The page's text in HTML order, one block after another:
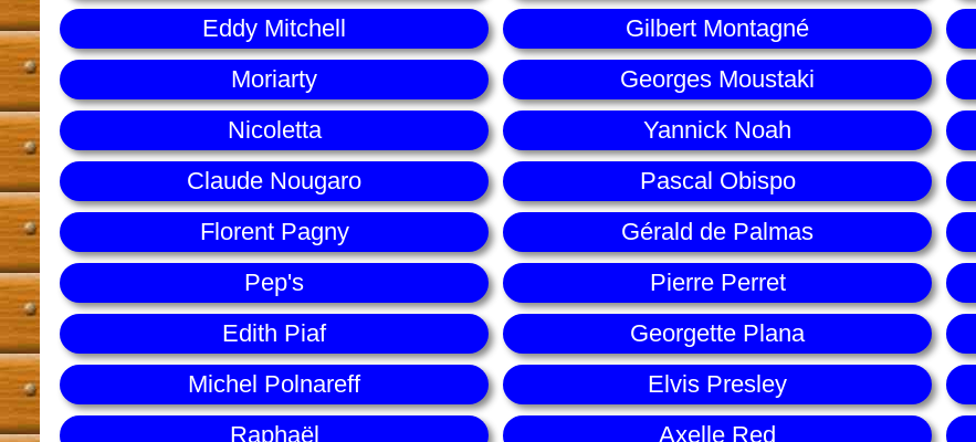
Eddy Mitchell
Gilbert Montagné
Moriarty
Georges Moustaki
Nicoletta
Yannick Noah
Claude Nougaro
Pascal Obispo
Florent Pagny
Gérald de Palmas
Pep's
Pierre Perret
Edith Piaf
Georgette Plana
Michel Polnareff
Elvis Presley
Raphaël
Axelle Red